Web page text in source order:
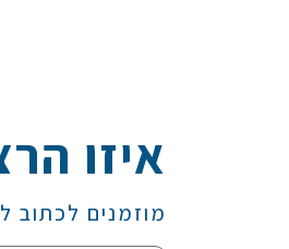
איזו
מוזמנים לכתוב